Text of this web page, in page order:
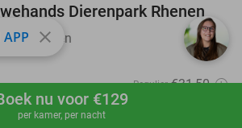
Boek nu
nu voor €129
per kamer, per nacht
19%
Dierenpark Rhenen
Rhenen 9.5star
Regulier €31,50
close